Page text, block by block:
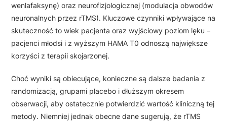
wenlafaksynę) oraz neurofizjologicznej (modulacja obwodów
neuronalnych przez rTMS). Kluczowe czynniki wpływające na
skuteczność to wiek pacjenta oraz wyjściowy poziom lęku –
pacjenci młodsi i z wyższym HAMA T0 odnoszą największe
korzyści z terapii skojarzonej.
Choć wyniki są obiecujące, konieczne są dalsze badania z
randomizacją, grupami placebo i dłuższym okresem
obserwacji, aby ostatecznie potwierdzić wartość kliniczną tej
metody. Niemniej jednak obecne dane sugerują, że rTMS